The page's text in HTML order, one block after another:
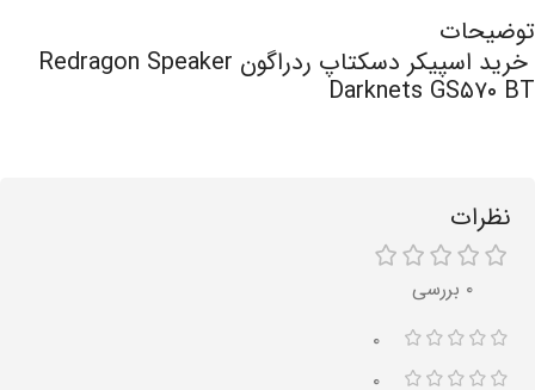
توضیحات
خرید اسپیکر دسکتاپ ردراگون Redragon Speaker
Darknets GS۵۷۰ BT
نظرات
۰ بررسی
۰
۰